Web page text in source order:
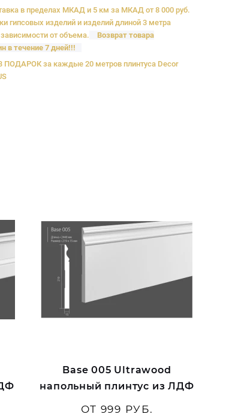
в пределах МКАД и 5 км за МКАД от 8 000 руб.
гипсовых изделий и изделий длиной 3 метра
от объема.
Возврат товара
в течение 7 дней!!!
ПОДАРОК за каждые 20 метров плинтуса Decor
Base 005 Ultrawood
напольный плинтус из ЛДФ
ОТ 999 РУБ.